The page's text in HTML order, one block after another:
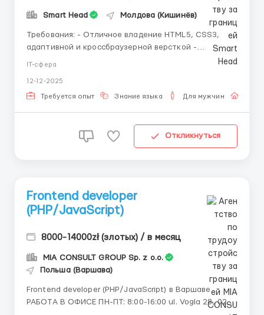
Smart Head Молдова (Кишинёв)
Требования: - Отличное владение HTML5, CSS3,
адаптивной и кроссбраузерной версткой -
читаемого, поддерживаемого кода - Базовые знания
Laravel: понимание структуры фреймворка, Blade,
IT-сфера
12-12-2025
Требуется опыт Знание языка Для мужчин
Откликнуться
Frontend developer
(PHP/JavaScript)
8000-14000zł (злотых) / в месяц
MIA CONSULT GROUP Sp. z o.o.
Польша (Варшава)
Frontend developer (PHP/JavaScript) в Варшаве
РАБОТА В ОФИСЕ ПН-ПТ: 8:00-16:00 ul. Vogla 28, 02-